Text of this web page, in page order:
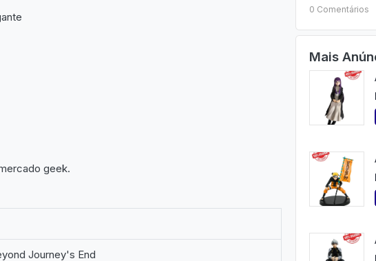
geek.
Journey's End
0 Comentários
Mais